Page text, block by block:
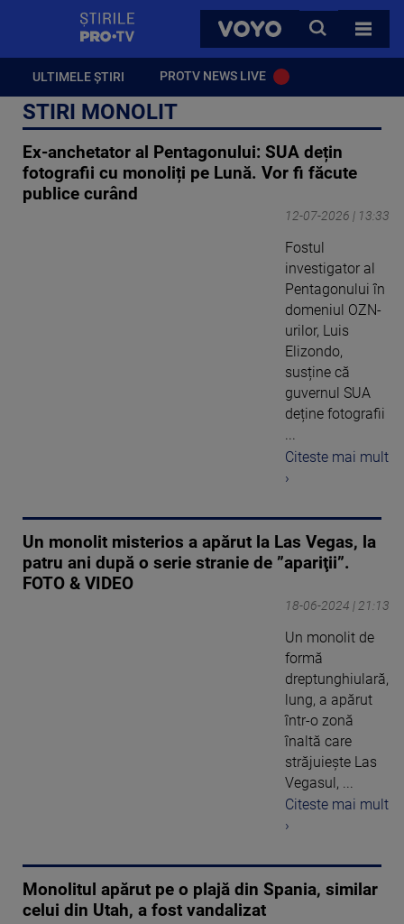
VOYO
CAUTA
TOATE
ULTIMELE ȘTIRI PROTV NEWS LIVE
STIRI MONOLIT
Ex-anchetator al Pentagonului: SUA dețin
fotografii cu monoliți pe Lună. Vor fi făcute
publice curând
12-07-2026 | 13:33
Fostul
investigator al
Pentagonului în
domeniul OZN-
urilor, Luis
Elizondo,
susține că
guvernul SUA
deține fotografii
...
Citeste mai mult
›
Un monolit misterios a apărut la Las Vegas, la
patru ani după o serie stranie de ”apariţii”.
FOTO & VIDEO
18-06-2024 | 21:13
Un monolit de
formă
dreptunghiulară,
lung, a apărut
într-o zonă
înaltă care
străjuieşte Las
Vegasul, ...
Citeste mai mult
›
Monolitul apărut pe o plajă din Spania, similar
celui din Utah, a fost vandalizat